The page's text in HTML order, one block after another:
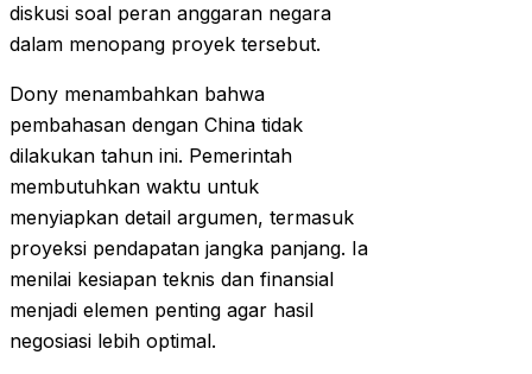
diskusi soal peran anggaran negara
dalam menopang proyek tersebut.
Dony menambahkan bahwa
pembahasan dengan China tidak
dilakukan tahun ini. Pemerintah
membutuhkan waktu untuk
menyiapkan detail argumen, termasuk
proyeksi pendapatan jangka panjang. Ia
menilai kesiapan teknis dan finansial
menjadi elemen penting agar hasil
negosiasi lebih optimal.